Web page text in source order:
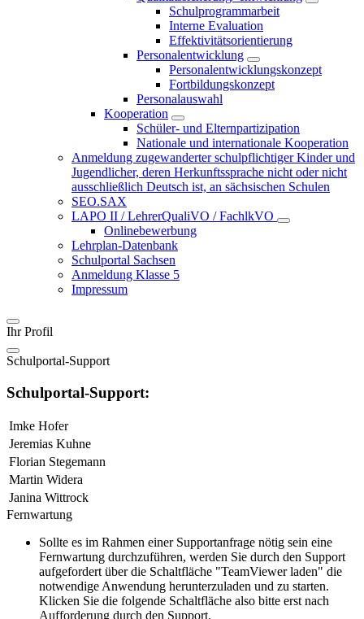
Schulprogrammarbeit
Interne Evaluation
Effektivitätsorientierung
Personalentwicklung
Personalentwicklungskonzept
Fortbildungskonzept
Personalauswahl
Kooperation
Schüler- und Elternpartizipation
Nationale und internationale Kooperation
Anmeldung zugewanderter schulpflichtiger Kinder und
Jugendlicher, deren Herkunftssprache nicht oder nicht
ausschließlich Deutsch ist, an sächsischen Schulen
SEO.SAX
LAPO II / LehrerQualiVO / FachlkVO
Onlinebewerbung
Lehrplan-Datenbank
Schulportal Sachsen
Anmeldung Klasse 5
Impressum
Ihr Profil
Schulportal-Support
Schulportal-Support:
Imke Hofer
Jeremias Kuhne
Florian Stegemann
Martin Widera
Janina Wittrock
Fernwartung
Sollte es im Rahmen einer Supportanfrage nötig sein eine
Fernwartung durchzuführen, werden Sie durch den Support
aufgefordert über die Schaltfläche "TeamViewer laden" die
notwendige Anwendung herunterzuladen und zu starten.
Klicken Sie die folgende Schaltfläche also bitte erst nach
Aufforderung durch den Support.